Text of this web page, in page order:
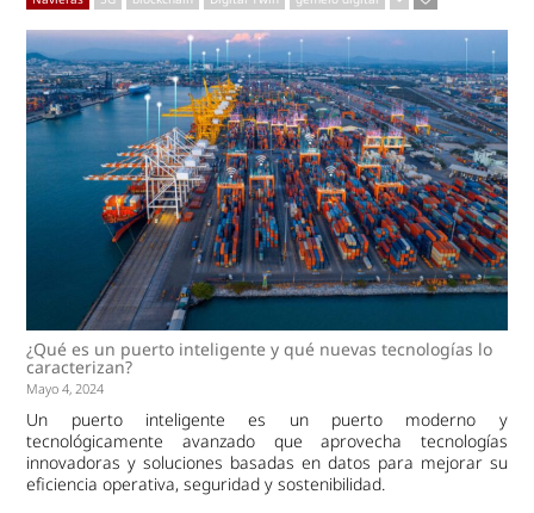
¿Qué es un puerto inteligente y qué nuevas tecnologías lo
caracterizan?
Mayo 4, 2024
Un puerto inteligente es un puerto moderno y
tecnológicamente avanzado que aprovecha tecnologías
innovadoras y soluciones basadas en datos para mejorar su
eficiencia operativa, seguridad y sostenibilidad.